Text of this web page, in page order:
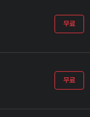
무료
무료